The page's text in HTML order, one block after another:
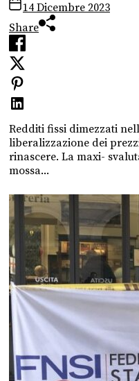
14 Dicembre 2023
Share
Redditi fissi dimezzati
liberalizzazione dei
rinascere. La maxi-
mossa...